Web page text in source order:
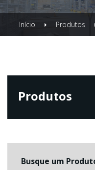
Início Produtos
Produtos
Busque um